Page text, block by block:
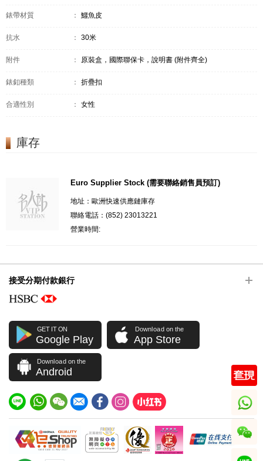
錶帶材質 ： 鱷魚皮
抗水 ： 30米
附件 ： 原裝盒，國際聯保卡，說明書 (附件齊全)
錶釦種類 ： 折疊扣
合適性別 ： 女性
庫存
Euro Supplier Stock (需要聯絡銷售員預訂)
地址：歐洲快速供應鏈庫存
聯絡電話：(852) 23013221
營業時間:
接受分期付款銀行
GET IT ON
Google Play
Download on the
App Store
Download on the
Android
whatsapp